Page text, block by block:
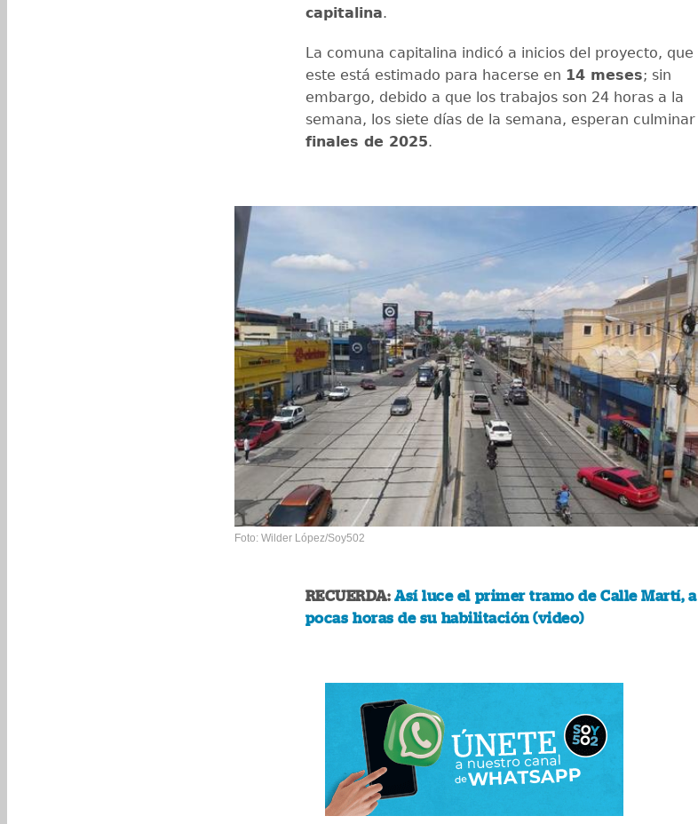
capitalina.
La comuna capitalina indicó a inicios del proyecto, que
este está estimado para hacerse en 14 meses; sin
embargo, debido a que los trabajos son 24 horas a la
semana, los siete días de la semana, esperan culminar
finales de 2025.
Foto: Wilder López/Soy502
RECUERDA:Así luce el primer tramo de Calle Martí, a
pocas horas de su habilitación (video)